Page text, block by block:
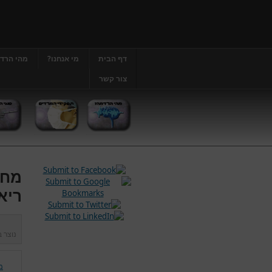
דף הבית מי אנחנו?
מהי
צור קשר